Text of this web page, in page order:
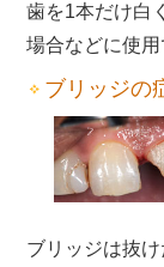
歯を1本だけ白
場合などに使用
ブリッジの
ブリッジは抜